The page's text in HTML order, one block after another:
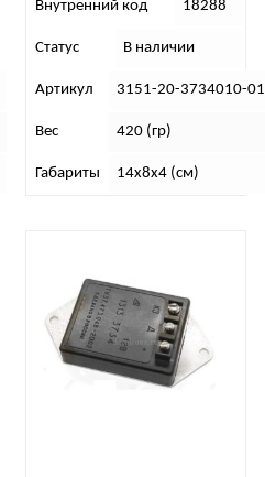
Внутренний код 18288
Статус В наличии
Артикул 3151-20-3734010-01
Вес 420 (гр)
Габариты 14х8х4 (см)